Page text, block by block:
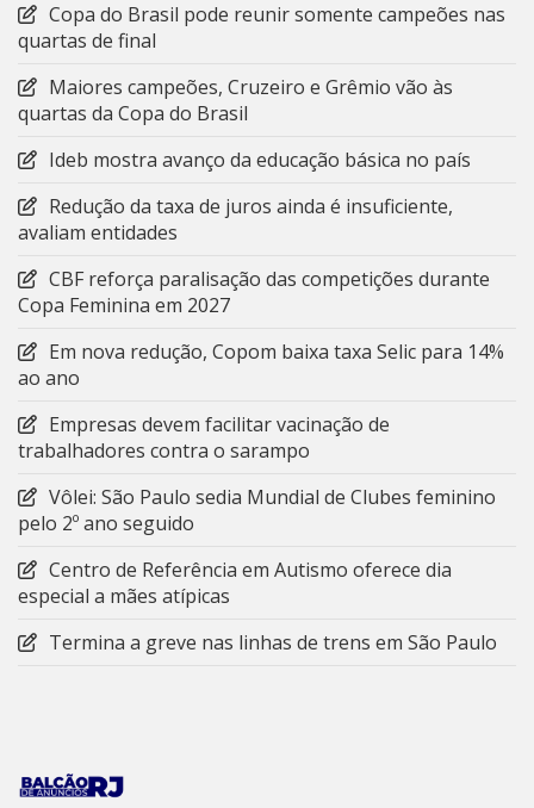
Copa do Brasil pode reunir somente campeões nas
quartas de final
Maiores campeões, Cruzeiro e Grêmio vão às
quartas da Copa do Brasil
Ideb mostra avanço da educação básica no país
Redução da taxa de juros ainda é insuficiente,
avaliam entidades
CBF reforça paralisação das competições durante
Copa Feminina em 2027
Em nova redução, Copom baixa taxa Selic para 14%
ao ano
Empresas devem facilitar vacinação de
trabalhadores contra o sarampo
Vôlei: São Paulo sedia Mundial de Clubes feminino
pelo 2º ano seguido
Centro de Referência em Autismo oferece dia
especial a mães atípicas
Termina a greve nas linhas de trens em São Paulo